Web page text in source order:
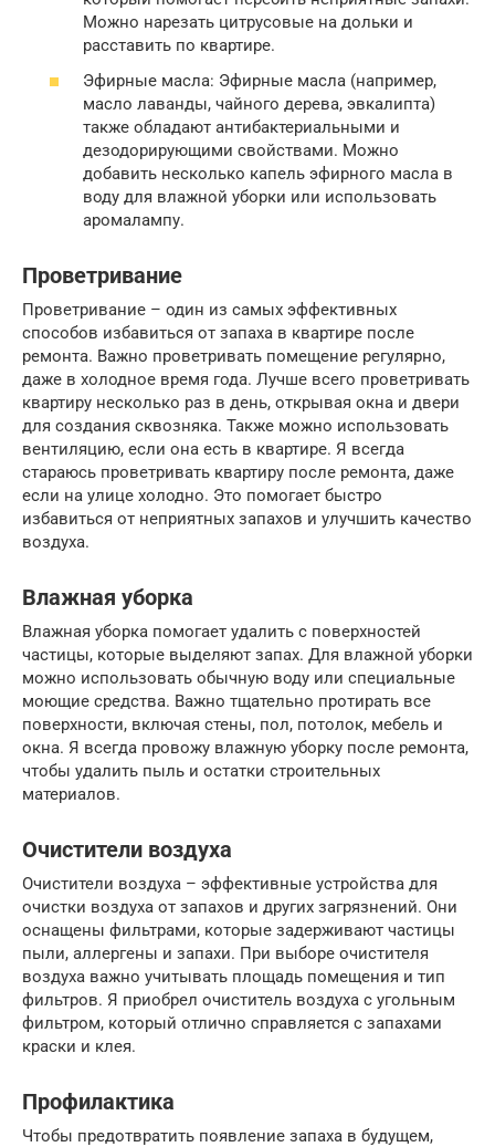
Можно нарезать цитрусовые на дольки и
расставить по квартире.
Эфирные масла: Эфирные масла (например,
масло лаванды, чайного дерева, эвкалипта)
также обладают антибактериальными и
дезодорирующими свойствами. Можно
добавить несколько капель эфирного масла в
воду для влажной уборки или использовать
аромалампу.
Проветривание
Проветривание – один из самых эффективных
способов избавиться от запаха в квартире после
ремонта. Важно проветривать помещение регулярно,
даже в холодное время года. Лучше всего проветривать
квартиру несколько раз в день, открывая окна и двери
для создания сквозняка. Также можно использовать
вентиляцию, если она есть в квартире. Я всегда
стараюсь проветривать квартиру после ремонта, даже
если на улице холодно. Это помогает быстро
избавиться от неприятных запахов и улучшить качество
воздуха.
Влажная уборка
Влажная уборка помогает удалить с поверхностей
частицы, которые выделяют запах. Для влажной уборки
можно использовать обычную воду или специальные
моющие средства. Важно тщательно протирать все
поверхности, включая стены, пол, потолок, мебель и
окна. Я всегда провожу влажную уборку после ремонта,
чтобы удалить пыль и остатки строительных
материалов.
Очистители воздуха
Очистители воздуха – эффективные устройства для
очистки воздуха от запахов и других загрязнений. Они
оснащены фильтрами, которые задерживают частицы
пыли, аллергены и запахи. При выборе очистителя
воздуха важно учитывать площадь помещения и тип
фильтров. Я приобрел очиститель воздуха с угольным
фильтром, который отлично справляется с запахами
краски и клея.
Профилактика
Чтобы предотвратить появление запаха в будущем,